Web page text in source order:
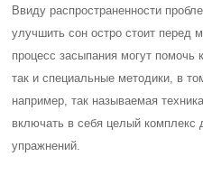
Ввиду распространенности
улучшить сон остро стоит перед
процесс засыпания могут помочь
так и специальные методики, в
например, так называемая
включать в себя целый комплекс
упражнений.